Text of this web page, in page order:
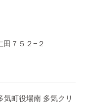
田７５２−２
気町役場南 多気クリ